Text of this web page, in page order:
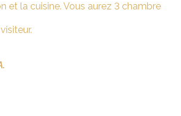
et la cuisine. Vous aurez 3 chambre